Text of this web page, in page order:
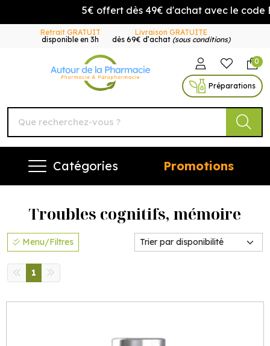
5€ offert dès 49€ d'achat avec le code
Retrait GRATUIT
disponible en 3h
Livraison GRATUITE
dès 69€ d’achat (sous conditions)
Autour de la Pharmacie
0
Préparations
Catégories Promotions
Troubles cognitifs, mémoire
Menu/Filtres
1